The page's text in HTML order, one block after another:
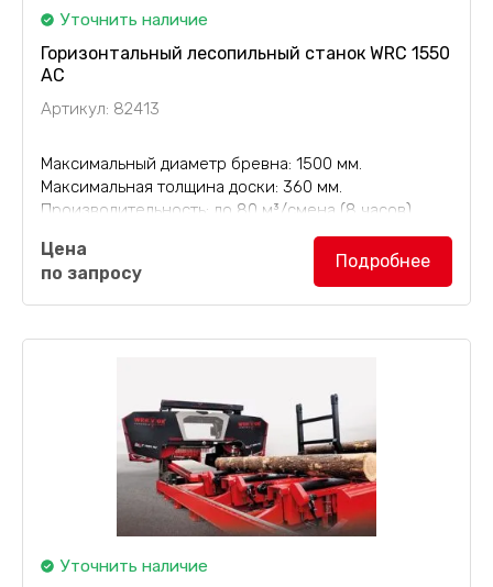
Уточнить наличие
Горизонтальный лесопильный станок WRC 1550
AC
Артикул: 82413
Максимальный диаметр бревна: 1500 мм.
Максимальная толщина доски: 360 мм.
Производительность: до 80 м³/смена (8 часов).
Горизонтальный лесопильный станок WRC
1550 ACотличается наличием прочной и широкой
конструкции с дополнительными усилениями. Все...
Цена
по запросу
Подробнее
Уточнить наличие